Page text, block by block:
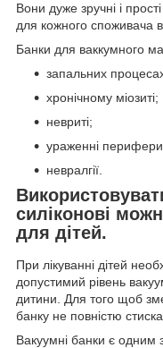
Вони дуже зручні і
для кожного споживача
Банки для ваккумного
запальних
хронічному міозиті;
невриті;
ураженні
невралгії.
силіконові
для дітей.
При лікуванні дітей
допустимий рівень
дитини. Для того щоб
банку не повністю
Вакуумні банки є одним